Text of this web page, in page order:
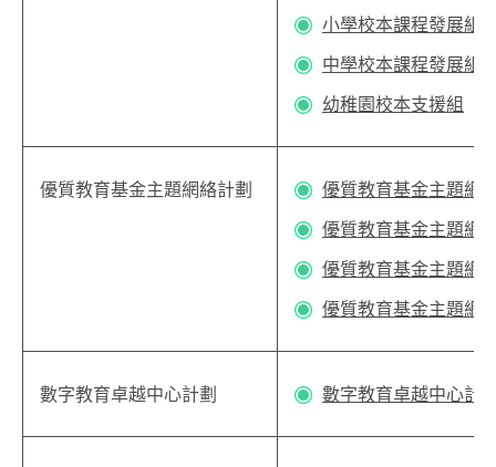
小學校本課程發展組
中學校本課程發展組
幼稚園校本支援組
優質教育基金主題網絡計劃
優質教育基金主題網
優質教育基金主題網
優質教育基金主題網
優質教育基金主題網
數字教育卓越中心計劃 數字教育卓越中心計